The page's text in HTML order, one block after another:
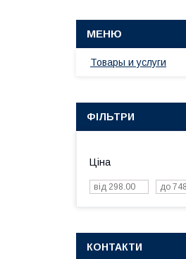
Товары и услуги
ФІЛЬТРИ
Ціна
КОНТАКТИ